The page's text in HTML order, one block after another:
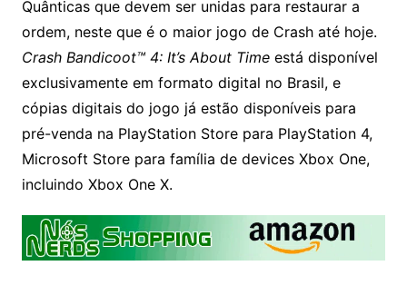
Quânticas que devem ser unidas para restaurar a
ordem, neste que é o maior jogo de Crash até hoje.
Crash Bandicoot™ 4: It’s About Timeestá disponível
exclusivamente em formato digital no Brasil, e
cópias digitais do jogo já estão disponíveis para
pré-venda na PlayStation Store para PlayStation 4,
Microsoft Store para família de devices Xbox One,
incluindo Xbox One X.